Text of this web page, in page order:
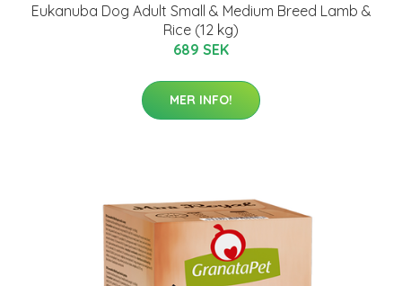
Eukanuba Dog Adult Small & Medium Breed Lamb &
Rice (12 kg)
689 SEK
MER INFO!